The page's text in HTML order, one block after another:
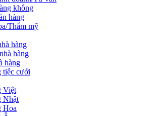
không
hàng
Thẩm mỹ
hàng
hàng
hàng
tiệc cưới
Việt
Nhật
Hoa